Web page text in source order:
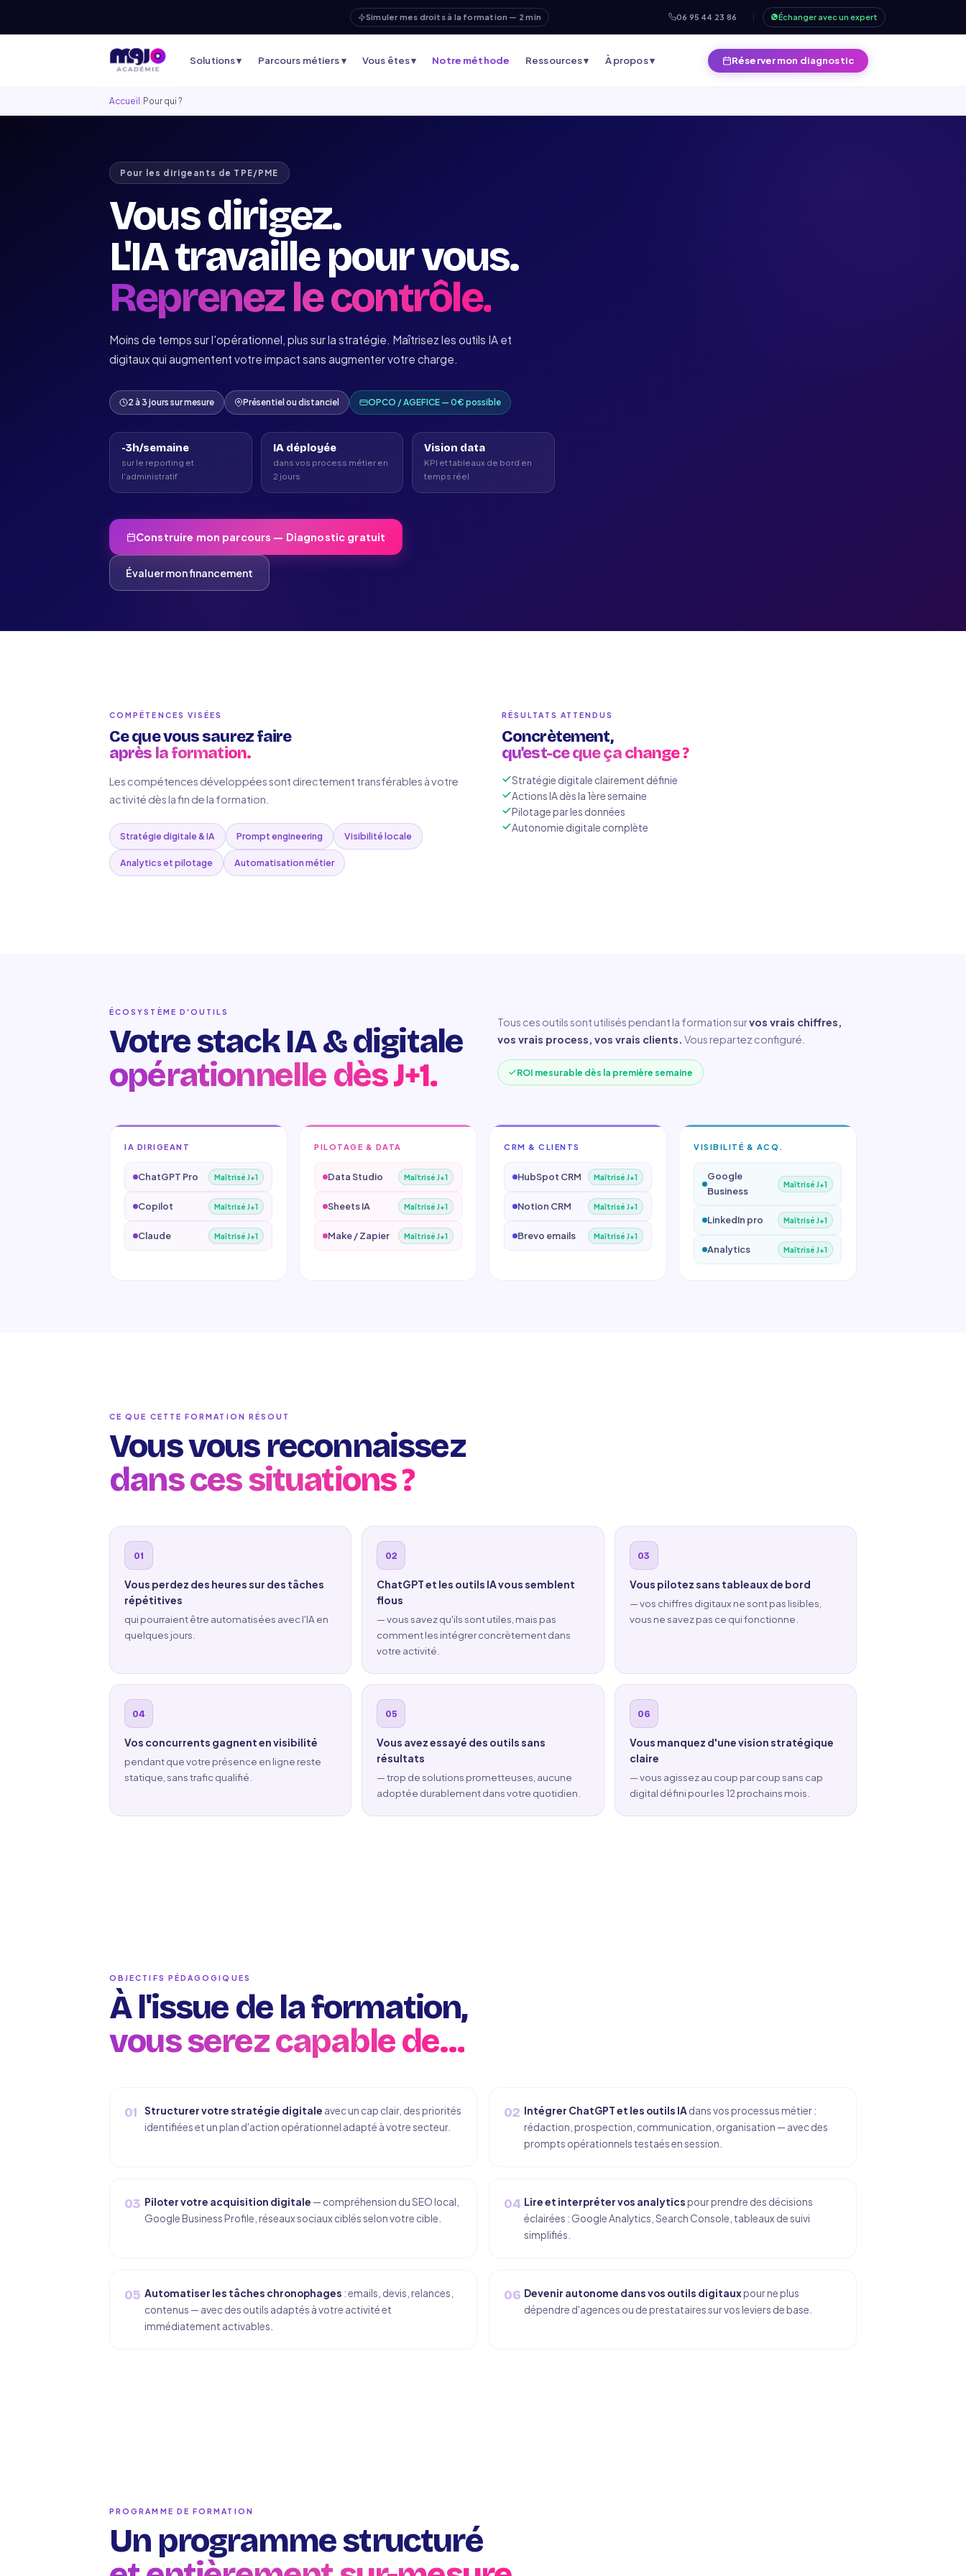
Simuler mes droits à la formation — 2 min 06 95 44 23 86 Échanger avec un expert
Solutions ▾ Parcours métiers ▾ Vous êtes ▾ Notre méthode Ressources ▾ À propos ▾ Réserver mon diagnostic
Accueil Pour qui ?
Pour les dirigeants de TPE/PME
Vous dirigez.
L'IA travaille pour vous.
Reprenez le contrôle.
Moins de temps sur l'opérationnel, plus sur la stratégie. Maîtrisez les outils IA et
digitaux qui augmentent votre impact sans augmenter votre charge.
2 à 3 jours sur mesure Présentiel ou distanciel OPCO / AGEFICE — 0€ possible
-3h/semaine
sur le reporting et
l'administratif
IA déployée
dans vos process métier en
2 jours
Vision data
KPI et tableaux de bord en
temps réel
Construire mon parcours — Diagnostic gratuit
Évaluer mon financement
COMPÉTENCES VISÉES
Ce que vous saurez faire
après la formation.
Les compétences développées sont directement transférables à votre
activité dès la fin de la formation.
Stratégie digitale & IA Prompt engineering Visibilité locale
Analytics et pilotage Automatisation métier
RÉSULTATS ATTENDUS
Concrètement,
qu'est-ce que ça change ?
Stratégie digitale clairement définie
Actions IA dès la 1ère semaine
Pilotage par les données
Autonomie digitale complète
ÉCOSYSTÈME D'OUTILS
Votre stack IA & digitale
opérationnelle dès J+1.
Tous ces outils sont utilisés pendant la formation survos vrais chiffres,
vos vrais process, vos vrais clients. Vous repartez configuré.
ROI mesurable dès la première semaine
IA DIRIGEANT
ChatGPT Pro Maîtrisé J+1
Copilot Maîtrisé J+1
Claude Maîtrisé J+1
PILOTAGE & DATA
Data Studio Maîtrisé J+1
Sheets IA Maîtrisé J+1
Make / Zapier Maîtrisé J+1
CRM & CLIENTS
HubSpot CRM Maîtrisé J+1
Notion CRM Maîtrisé J+1
Brevo emails Maîtrisé J+1
VISIBILITÉ & ACQ.
Google
Business
Maîtrisé J+1
LinkedIn pro Maîtrisé J+1
Analytics Maîtrisé J+1
CE QUE CETTE FORMATION RÉSOUT
Vous vous reconnaissez
dans ces situations ?
Vous perdez des heures sur des tâches
répétitives
qui pourraient être automatisées avec l'IA en
quelques jours.
ChatGPT et les outils IA vous semblent
flous
— vous savez qu'ils sont utiles, mais pas
comment les intégrer concrètement dans
votre activité.
Vous pilotez sans tableaux de bord
— vos chiffres digitaux ne sont pas lisibles,
vous ne savez pas ce qui fonctionne.
Vos concurrents gagnent en visibilité
pendant que votre présence en ligne reste
statique, sans trafic qualifié.
Vous avez essayé des outils sans
résultats
— trop de solutions prometteuses, aucune
adoptée durablement dans votre quotidien.
Vous manquez d'une vision stratégique
claire
— vous agissez au coup par coup sans cap
digital défini pour les 12 prochains mois.
OBJECTIFS PÉDAGOGIQUES
À l'issue de la formation,
vous serez capable de…
01 Structurer votre stratégie digitale avec un cap clair, des priorités
identifiées et un plan d'action opérationnel adapté à votre secteur.
02 Intégrer ChatGPT et les outils IAdans vos processus métier :
rédaction, prospection, communication, organisation — avec des
prompts opérationnels testaés en session.
03 Piloter votre acquisition digitale — compréhension du SEO local,
Google Business Profile, réseaux sociaux ciblés selon votre cible.
04 Lire et interpréter vos analyticspour prendre des décisions
éclairées : Google Analytics, Search Console, tableaux de suivi
simplifiés.
05 Automatiser les tâches chronophages : emails, devis, relances,
contenus — avec des outils adaptés à votre activité et
immédiatement activables.
06 Devenir autonome dans vos outils digitauxpour ne plus
dépendre d'agences ou de prestataires sur vos leviers de base.
PROGRAMME DE FORMATION
Un programme structuré